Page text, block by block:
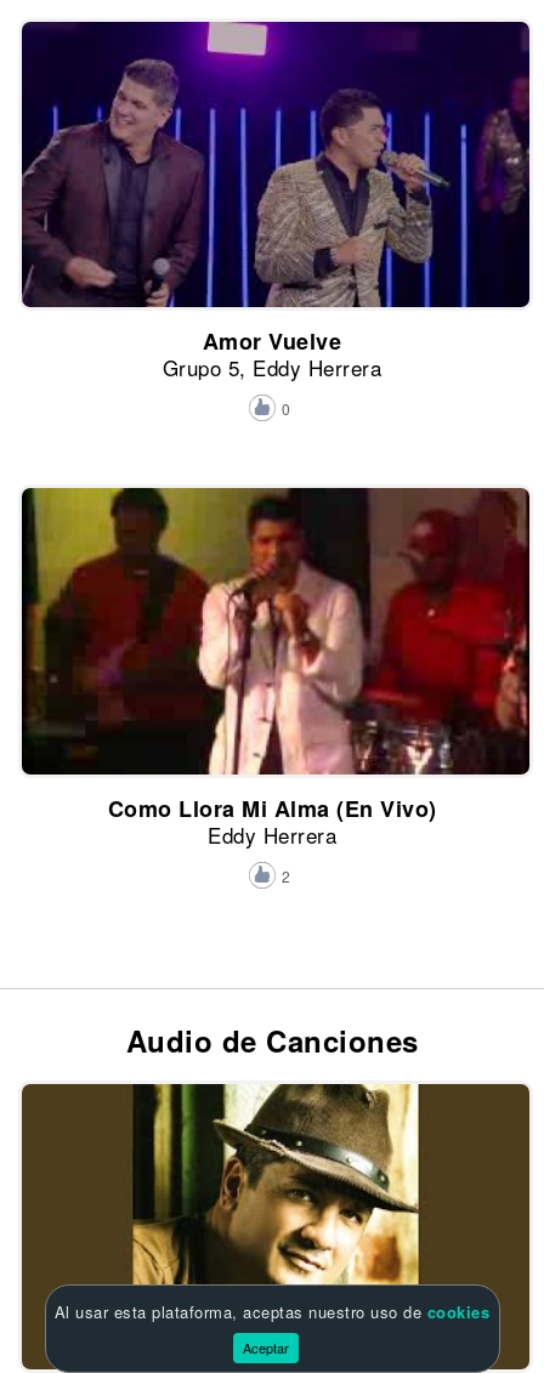
Amor Vuelve
Grupo 5, Eddy Herrera
0
Como Llora Mi Alma (En Vivo)
Eddy Herrera
2
Audio de Canciones
Al usar esta plataforma, aceptas nuestro uso de cookies
Aceptar